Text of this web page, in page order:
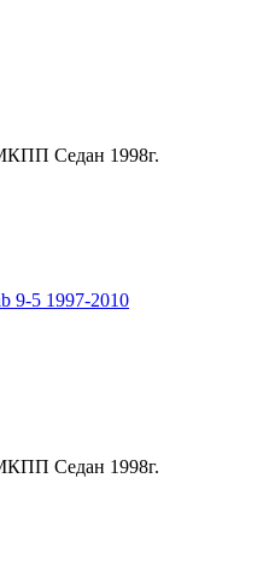
Седан 1998г.
9-5 1997-2010
Седан 1998г.